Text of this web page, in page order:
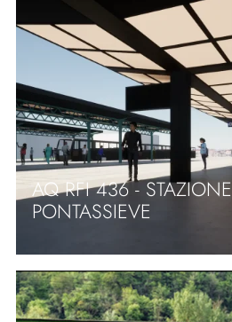
AQ RFI 436 - STAZIONE
PONTASSIEVE